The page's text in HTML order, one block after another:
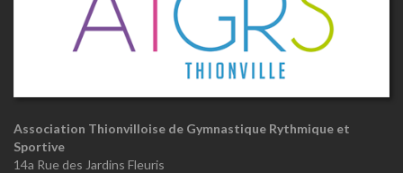
Association Thionvilloise de Gymnastique Rythmique et
Sportive
14a Rue des Jardins Fleuris